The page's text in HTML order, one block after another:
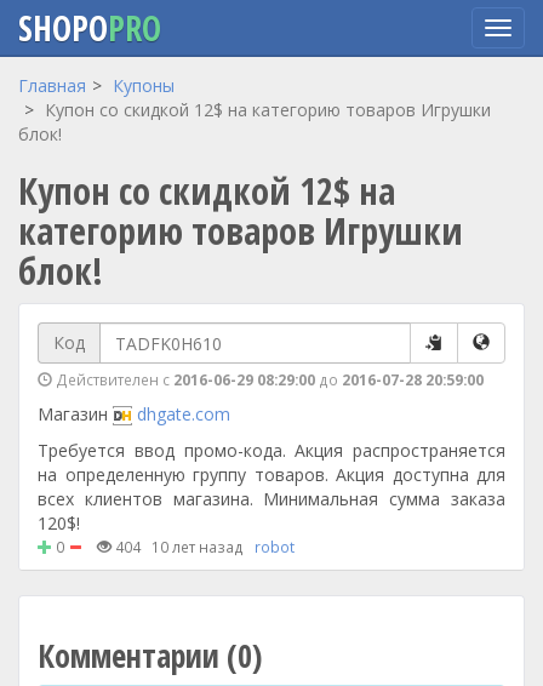
Перейти
основному
SHOPOPRO
Главная
Купоны
Купон со скидкой 12$ на категорию товаров Игрушки
блок!
Купон со скидкой 12$ на
категорию товаров Игрушки
блок!
Код
Действителен с 2016-06-29 08:29:00 до 2016-07-28 20:59:00
Магазин
dhgate.com
Требуется ввод промо-кода. Акция распространяется
на определенную группу товаров. Акция доступна для
всех клиентов магазина. Минимальная сумма заказа
120$!
0 404 10 лет назад robot
Комментарии (0)